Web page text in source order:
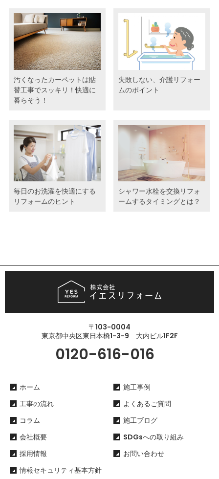
汚くなったカーペットは貼
替工事でスッキリ！快適に
暮らそう！
失敗しない、介護リフォー
ムのポイント
毎日のお洗濯を快適にする
リフォームのヒント
シャワー水栓を交換リフォ
ームするタイミングとは？
〒103-0004
東京都中央区東日本橋1-3-9 大内ビル1F2F
0120-616-016
ホーム
施工事例
工事の流れ
よくあるご質問
コラム
施工ブログ
会社概要
SDGsへの取り組み
採用情報
お問い合わせ
情報セキュリティ基本方針